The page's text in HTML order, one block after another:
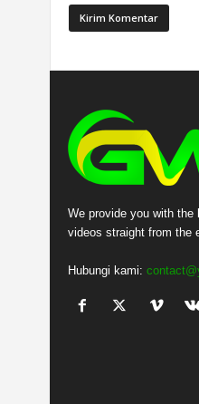
We provide you with the
videos straight from the
Hubungi kami: